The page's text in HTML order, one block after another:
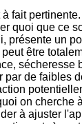
fait
quoi que ce
présente un
être
sécheresse
de faibles
on cherche
à ajuster